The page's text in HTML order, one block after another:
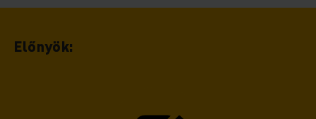
Előnyök: